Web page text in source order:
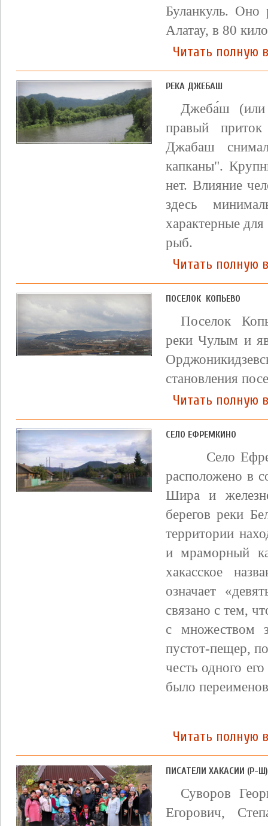
Буланкуль. Оно
Алатау, в 80
Читать полную
РЕКА ДЖЕБАШ
Джеба́ш
правый
Джабаш
капканы".
нет. Влияние
здесь
характерные
рыб.
Читать полную
ПОСЕЛОК КОПЬЕВО
Поселок
реки Чулым и
становления
Читать полную
СЕЛО ЕФРЕМКИНО
Село
расположено в
Шира и
берегов реки
территории
и мраморный
хакасское
означает
связано с тем,
с множеством
пустот-пещер,
честь одного
было
Читать полную
ПИСАТЕЛИ ХАКАСИИ (Р-Ш)
Суворов
Егорович,